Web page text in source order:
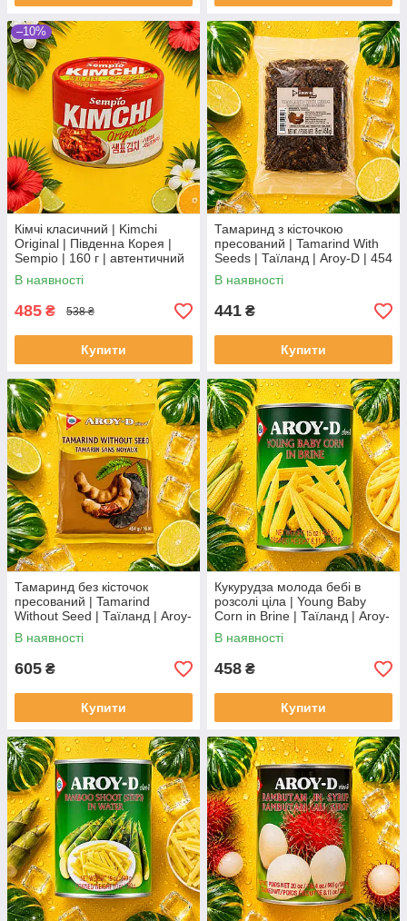
–10%
Кімчі класичний | Kimchi
Original | Південна Корея |
Sempio | 160 г | автентичний
корейський смак Во2Во3По
В наявності
485 ₴ 538 ₴
Купити
Тамаринд з кісточкою
пресований | Tamarind With
Seeds | Таїланд | Aroy-D | 454
г ХС
В наявності
441 ₴
Купити
Тамаринд без кісточок
пресований | Tamarind
Without Seed | Таїланд | Aroy-
D | 454 г XC
В наявності
605 ₴
Купити
Кукурудза молода бебі в
розсолі ціла | Young Baby
Corn in Brine | Таїланд | Aroy-
D | 425 г | Ідеальна для
азійських страв XC
В наявності
458 ₴
Купити